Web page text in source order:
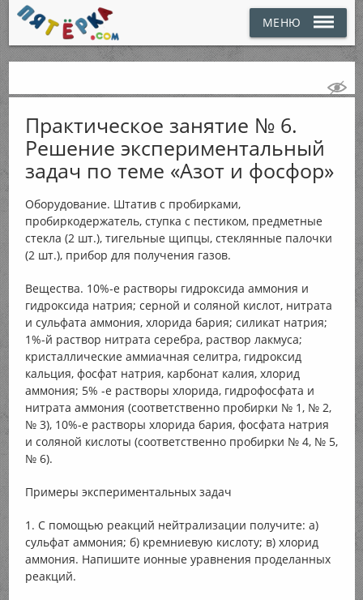
МЕНЮ
Практическое занятие № 6.
Решение экспериментальный
задач по теме «Азот и фосфор»
Оборудование. Штатив с пробирками,
пробиркодержатель, ступка с пестиком, предметные
стекла (2 шт.), тигельные щипцы, стеклянные палочки
(2 шт.), прибор для получения газов.
Вещества. 10%-е растворы гидроксида аммония и
гидроксида натрия; серной и соляной кислот, нитрата
и сульфата аммония, хлорида бария; силикат натрия;
1%-й раствор нитрата серебра, раствор лакмуса;
кристаллические аммиачная селитра, гидроксид
кальция, фосфат натрия, карбонат калия, хлорид
аммония; 5% -е растворы хлорида, гидрофосфата и
нитрата аммония (соответственно пробирки № 1, № 2,
№ 3), 10%-е растворы хлорида бария, фосфата натрия
и соляной кислоты (соответственно пробирки № 4, № 5,
№ 6).
Примеры экспериментальных задач
1. С помощью реакций нейтрализации получите: а)
сульфат аммония; б) кремниевую кислоту; в) хлорид
аммония. Напишите ионные уравнения проделанных
реакций.